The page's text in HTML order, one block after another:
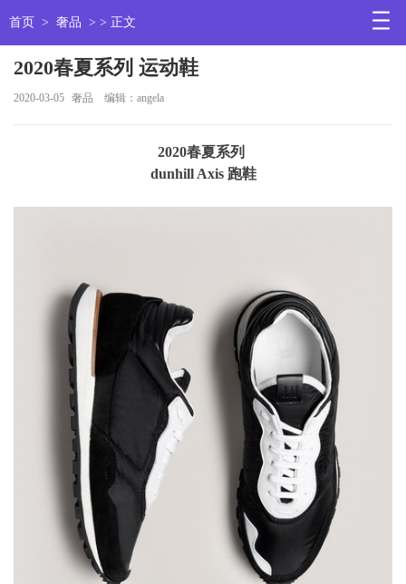
首页 > 奢品 > > 正文
2020春夏系列 运动鞋
2020-03-05 奢品 编辑：angela
2020春夏系列
dunhill Axis 跑鞋